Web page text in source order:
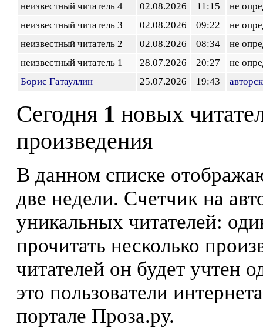
неизвестный читатель 4
02.08.2026 11:15
не
неизвестный читатель 3
02.08.2026 09:22
не
неизвестный читатель 2
02.08.2026 08:34
не
неизвестный читатель 1
28.07.2026 20:27
не
Борис Гатауллин
25.07.2026 19:43
Сегодня 1 новых
произведения
В данном списке
две недели. Счетчик на
уникальных читателей:
прочитать несколько
читателей он будет учтен
это пользователи
портале Проза.ру.